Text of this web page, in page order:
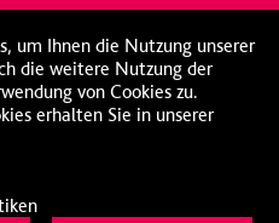
um Ihnen die Nutzung unserer
die weitere Nutzung der
von Cookies zu.
erhalten Sie in unserer